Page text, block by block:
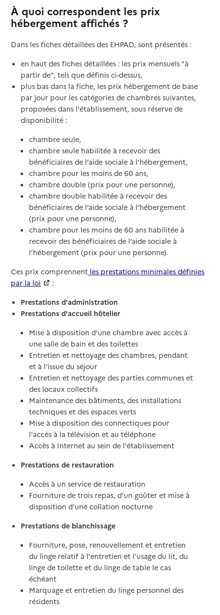
À quoi correspondent les prix
hébergement affichés ?
Dans les fiches détaillées des EHPAD, sont présentés :
en haut des fiches détaillées : les prix mensuels "à
partir de", tels que définis ci-dessus,
plus bas dans la fiche, les prix hébergement de base
par jour pour les catégories de chambres suivantes,
proposées dans l'établissement, sous réserve de
disponibilité :
chambre seule,
chambre seule habilitée à recevoir des
bénéficiaires de l’aide sociale à l’hébergement,
chambre pour les moins de 60 ans,
chambre double (prix pour une personne),
chambre double habilitée à recevoir des
bénéficiaires de l’aide sociale à l’hébergement
(prix pour une personne),
chambre pour les moins de 60 ans habilitée à
recevoir des bénéficiaires de l’aide sociale à
l’hébergement (prix pour une personne).
Ces prix comprennent les prestations minimales définies
par la loi
:
Prestations d'administration
Prestations d'accueil hôtelier
Mise à disposition d'une chambre avec accès à
une salle de bain et des toilettes
Entretien et nettoyage des chambres, pendant
et à l'issue du séjour
Entretien et nettoyage des parties communes et
des locaux collectifs
Maintenance des bâtiments, des installations
techniques et des espaces verts
Mise à disposition des connectiques pour
l'accès à la télévision et au téléphone
Accès à Internet au sein de l'établissement
Prestations de restauration
Accès à un service de restauration
Fourniture de trois repas, d'un goûter et mise à
disposition d'une collation nocturne
Prestations de blanchissage
Fourniture, pose, renouvellement et entretien
du linge relatif à l'entretien et l'usage du lit, du
linge de toilette et du linge de table le cas
échéant
Marquage et entretien du linge personnel des
résidents